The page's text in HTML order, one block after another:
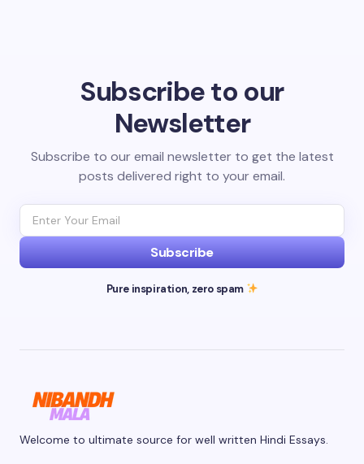
Subscribe to our
Newsletter
Subscribe to our email newsletter to get the latest
posts delivered right to your email.
Subscribe
Pure inspiration, zero spam
Welcome to ultimate source for well written Hindi Essays.